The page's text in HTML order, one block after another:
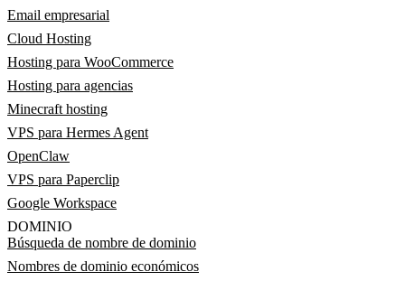
Email empresarial
Cloud Hosting
Hosting para WooCommerce
Hosting para agencias
Minecraft hosting
VPS para Hermes Agent
OpenClaw
VPS para Paperclip
Google Workspace
DOMINIO
Búsqueda de nombre de dominio
Nombres de dominio económicos